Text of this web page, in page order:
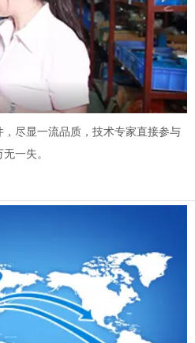
尽显一流品质，技术专家直接参与
一失。